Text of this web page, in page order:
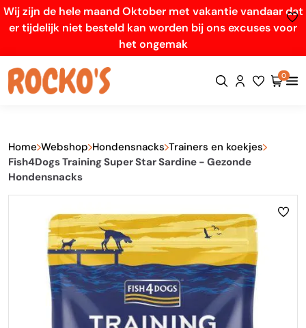
Wij zijn de hele maand Oktober met vakantie vandaar dat
er tijdelijk niet besteld kan worden bij ons excuses voor
het ongemak
0
Home Webshop Hondensnacks Trainers en koekjes
Fish4Dogs Training Super Star Sardine - Gezonde
Hondensnacks